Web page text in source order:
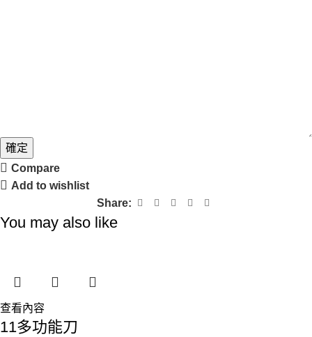
確定
Compare
Add to wishlist
Share:
You may also like
查看內容
11多功能刀